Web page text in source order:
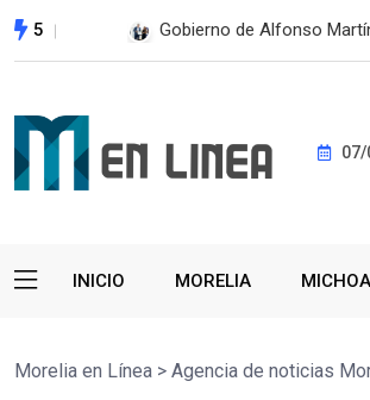
5 En 2do Año de Gobierno,
07/
INICIO MORELIA
Morelia en Línea > Agencia de noticias